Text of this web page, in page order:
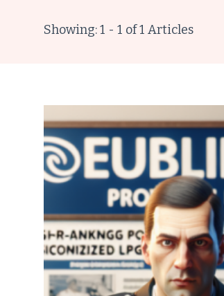
Showing: 1 - 1 of 1 Articles